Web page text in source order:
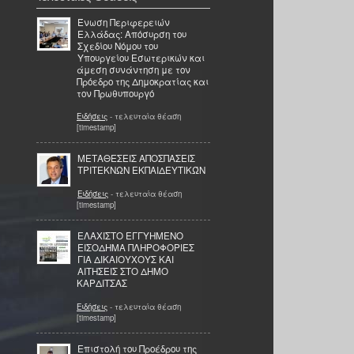
Ένωση Περιφερειών
Ελλάδας: Απόσυρση του
Σχεδίου Νόμου του
Υπουργείου Εσωτερικών και
άμεση συνάντηση με τον
Πρόεδρο της Δημοκρατίας και
τον Πρωθυπουργό
Ειδήσεις - τελευταία θέαση
[timestamp]
ΜΕΤΑΘΕΣΕΙΣ ΑΠΟΣΠΑΣΕΙΣ
ΤΡΙΤΕΚΝΩΝ ΕΚΠΑΙΔΕΥΤΙΚΏΝ
Ειδήσεις - τελευταία θέαση
[timestamp]
ΕΛΑΧΙΣΤΟ ΕΓΓΥΗΜΕΝΟ
ΕΙΣΟΔΗΜΑ ΠΛΗΡΟΦΟΡΙΕΣ
ΓΙΑ ΔΙΚΑΙΟΥΧΟΥΣ ΚΑΙ
ΑΙΤΗΣΕΙΣ ΣΤΟ ΔΗΜΟ
ΚΑΡΔΙΤΣΑΣ
Ειδήσεις - τελευταία θέαση
[timestamp]
Επιστολή του Προέδρου της